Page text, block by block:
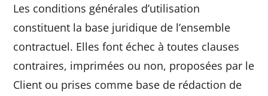
Les conditions générales d’utilisation
constituent la base juridique de l’ensemble
contractuel. Elles font échec à toutes clauses
contraires, imprimées ou non, proposées par le
Client ou prises comme base de rédaction de